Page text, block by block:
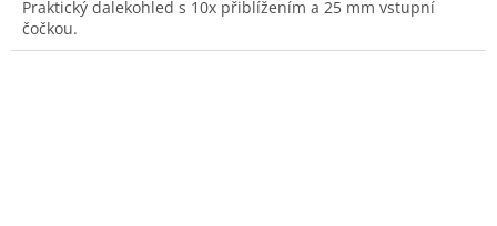
Praktický dalekohled s 10x přiblížením a 25 mm vstupní
čočkou.